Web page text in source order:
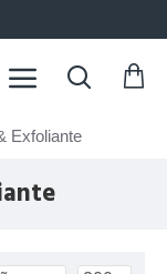
Exfoliante